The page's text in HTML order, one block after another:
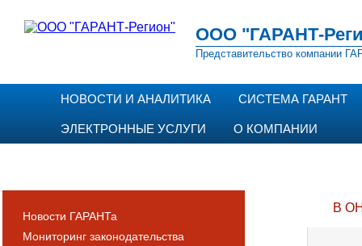
ООО "ГАРАНТ-
Представительство компании
НОВОСТИ И АНАЛИТИКА СИСТЕМА ГАРАНТ
ЭЛЕКТРОННЫЕ УСЛУГИ О КОМПАНИИ
Новости ГАРАНТа
Мониторинг законодательства
В